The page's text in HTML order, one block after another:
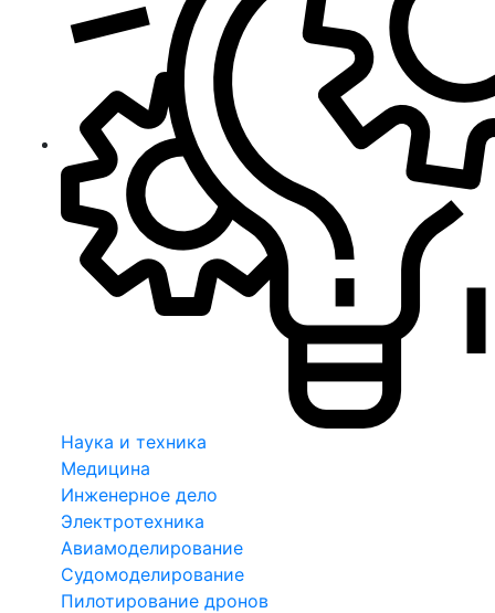
Наука и техника
Медицина
Инженерное дело
Электротехника
Авиамоделирование
Судомоделирование
Пилотирование дронов